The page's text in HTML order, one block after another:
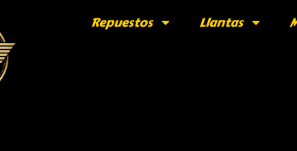
Repuestos Llantas